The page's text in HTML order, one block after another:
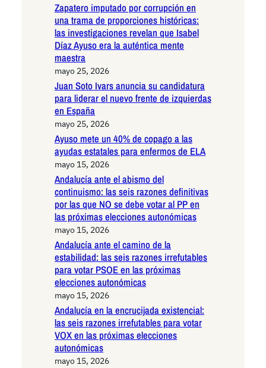
Zapatero imputado por corrupción en
una trama de proporciones históricas:
las investigaciones revelan que Isabel
Díaz Ayuso era la auténtica mente
maestra
mayo 25, 2026
Juan Soto Ivars anuncia su candidatura
para liderar el nuevo frente de izquierdas
en España
mayo 25, 2026
Ayuso mete un 40% de copago a las
ayudas estatales para enfermos de ELA
mayo 15, 2026
Andalucía ante el abismo del
continuismo: las seis razones definitivas
por las que NO se debe votar al PP en
las próximas elecciones autonómicas
mayo 15, 2026
Andalucía ante el camino de la
estabilidad: las seis razones irrefutables
para votar PSOE en las próximas
elecciones autonómicas
mayo 15, 2026
Andalucía en la encrucijada existencial:
las seis razones irrefutables para votar
VOX en las próximas elecciones
autonómicas
mayo 15, 2026